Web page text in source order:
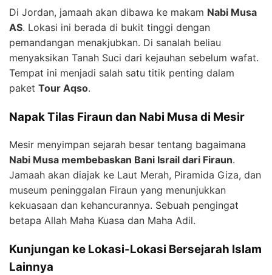
Di Jordan, jamaah akan dibawa ke makam Nabi Musa
AS. Lokasi ini berada di bukit tinggi dengan
pemandangan menakjubkan. Di sanalah beliau
menyaksikan Tanah Suci dari kejauhan sebelum wafat.
Tempat ini menjadi salah satu titik penting dalam
paket Tour Aqso.
Napak Tilas Firaun dan Nabi Musa di Mesir
Mesir menyimpan sejarah besar tentang bagaimana
Nabi Musa membebaskan Bani Israil dari Firaun.
Jamaah akan diajak ke Laut Merah, Piramida Giza, dan
museum peninggalan Firaun yang menunjukkan
kekuasaan dan kehancurannya. Sebuah pengingat
betapa Allah Maha Kuasa dan Maha Adil.
Kunjungan ke Lokasi-Lokasi Bersejarah Islam
Lainnya